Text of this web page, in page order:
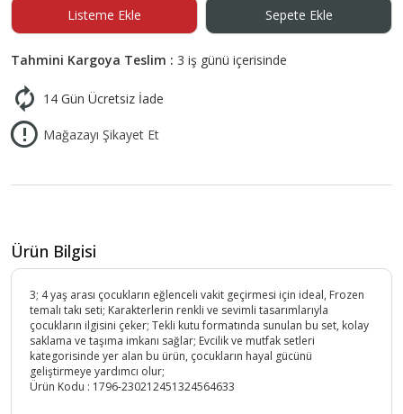
Listeme Ekle Sepete Ekle
Tahmini Kargoya Teslim : 3 iş günü içerisinde
14 Gün Ücretsiz İade
Mağazayı Şikayet Et
Ürün Bilgisi
3; 4 yaş arası çocukların eğlenceli vakit geçirmesi için ideal, Frozen
temalı takı seti; Karakterlerin renkli ve sevimli tasarımlarıyla
çocukların ilgisini çeker; Tekli kutu formatında sunulan bu set, kolay
saklama ve taşıma imkanı sağlar; Evcilik ve mutfak setleri
kategorisinde yer alan bu ürün, çocukların hayal gücünü
geliştirmeye yardımcı olur;
Ürün Kodu : 1796-230212451324564633